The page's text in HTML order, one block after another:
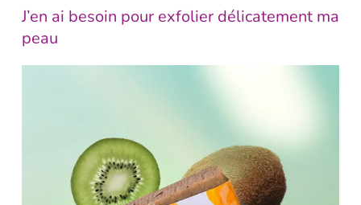
J’en ai besoin pour exfolier délicatement ma
peau